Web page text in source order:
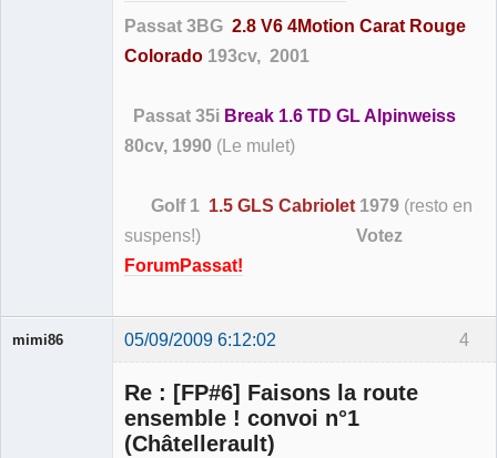
Passat 3BG 2.8 V6 4Motion Carat Rouge
Colorado 193cv, 2001
Passat 35i Break 1.6 TD GL Alpinweiss
80cv, 1990 (Le mulet)
Golf 1 1.5 GLS Cabriolet 1979 (resto en
suspens!) Votez
ForumPassat!
4
mimi86 05/09/2009 6:12:02
Re : [FP#6] Faisons la route
ensemble ! convoi n°1
(Châtellerault)